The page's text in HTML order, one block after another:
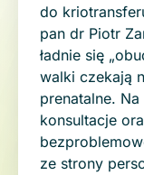
do
pan dr Piotr
ładnie się
walki czekają
prenatalne.
konsultacje
ze strony